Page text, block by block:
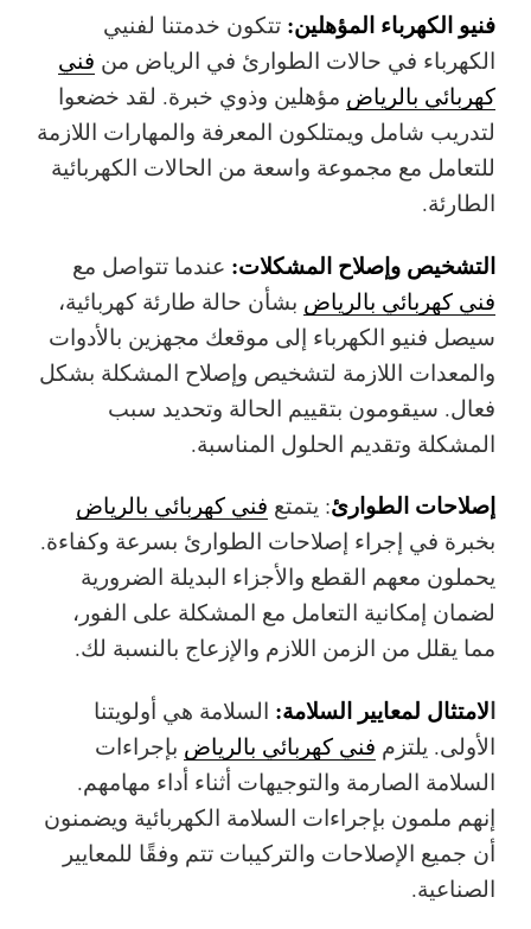
فنيو الكهرباء المؤهلين: تتكون خدمتنا لفنيي
الكهرباء في حالات الطوارئ في الرياض من فني
كهربائي بالرياض مؤهلين وذوي خبرة. لقد خضعوا
لتدريب شامل ويمتلكون المعرفة والمهارات اللازمة
للتعامل مع مجموعة واسعة من الحالات الكهربائية
الطارئة.
التشخيص وإصلاح المشكلات: عندما تتواصل مع
فني كهربائي بالرياض بشأن حالة طارئة كهربائية،
سيصل فنيو الكهرباء إلى موقعك مجهزين بالأدوات
والمعدات اللازمة لتشخيص وإصلاح المشكلة بشكل
فعال. سيقومون بتقييم الحالة وتحديد سبب
المشكلة وتقديم الحلول المناسبة.
إصلاحات الطوارئ: يتمتع فني كهربائي بالرياض
بخبرة في إجراء إصلاحات الطوارئ بسرعة وكفاءة.
يحملون معهم القطع والأجزاء البديلة الضرورية
لضمان إمكانية التعامل مع المشكلة على الفور،
مما يقلل من الزمن اللازم والإزعاج بالنسبة لك.
الامتثال لمعايير السلامة: السلامة هي أولويتنا
الأولى. يلتزم فني كهربائي بالرياض بإجراءات
السلامة الصارمة والتوجيهات أثناء أداء مهامهم.
إنهم ملمون بإجراءات السلامة الكهربائية ويضمنون
أن جميع الإصلاحات والتركيبات تتم وفقًا للمعايير
الصناعية.